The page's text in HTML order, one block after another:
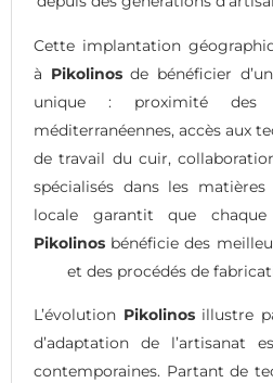
Cette implantation
à Pikolinosde bénéficier
unique : proximité des
méditerranéennes, accès aux
de travail du cuir,
spécialisés dans les
locale garantit que
Pikolinos bénéficie des
et des procédés de
L’évolution Pikolinosillustre
d’adaptation de l’artisanat
contemporaines. Partant de